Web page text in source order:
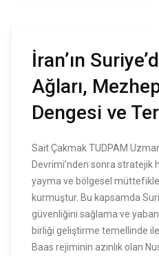
İran’ın
Ağları,
Dengesi ve
Sait Çakmak TUDPAM
Devrimi’nden sonra stratejik
yayma ve bölgesel
kurmuştur. Bu kapsamda
güvenliğini sağlama ve
birliği geliştirme temellinde
Baas rejiminin azınlık olan